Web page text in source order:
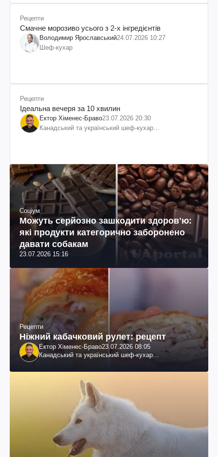
Рецепти
Смачне морозиво усього з 2-х інгредієнтів
Володимир Ярославський24.07.2026 10:27
Шеф-кухар
Рецепти
Ідеальна вечеря за 10 хвилин
Ектор Хіменес-Браво23.07.2026 20:30
Канадський та український шеф-кухар
Соціум
Можуть серйозно зашкодити здоровʼю:
які продукти категорично заборонено
давати собакам
23.07.2026 15:16
Рецепти
Ніжний кабачковий рулет: рецепт
Ектор Хіменес-Браво23.07.2026 08:05
Канадський та український шеф-кухар